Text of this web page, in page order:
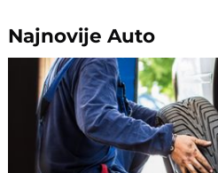
NajnovijeAuto